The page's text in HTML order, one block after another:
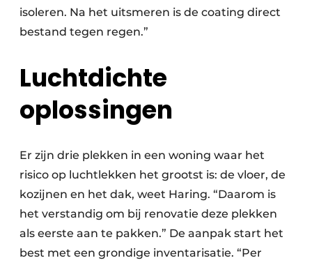
isoleren. Na het uitsmeren is de coating direct
bestand tegen regen.”
Luchtdichte
oplossingen
Er zijn drie plekken in een woning waar het
risico op luchtlekken het grootst is: de vloer, de
kozijnen en het dak, weet Haring. “Daarom is
het verstandig om bij renovatie deze plekken
als eerste aan te pakken.” De aanpak start het
best met een grondige inventarisatie. “Per